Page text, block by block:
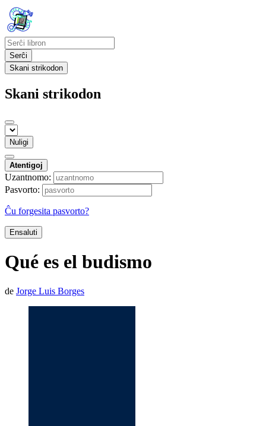
Serĉi
Skani strikodon
Skani strikodon
Nuligi
Atentigoj
Uzantnomo:
Pasvorto:
Ĉu forgesita pasvorto?
Ensaluti
Qué es el budismo
de Jorge Luis Borges